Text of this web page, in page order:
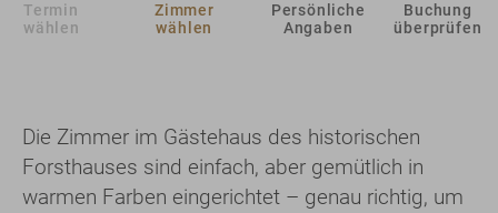
Termin
wählen
Zimmer
wählen
Persönliche
Angaben
Buchung
überprüfen
Die Zimmer im Gästehaus des historischen
Forsthauses sind einfach, aber gemütlich in
warmen Farben eingerichtet – genau richtig, um